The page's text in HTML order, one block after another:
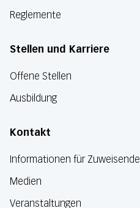
Reglemente
Stellen und Karriere
Offene Stellen
Ausbildung
Kontakt
Informationen für Zuweisende
Medien
Veranstaltungen